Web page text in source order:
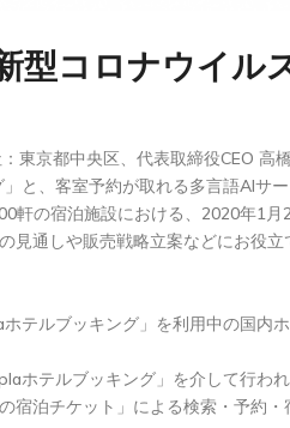
型コロナウイル
京都中央区、代表取締役CEO 高
と、客室予約が取れる多言語AIサ
の宿泊施設における、2020年1
見通しや販売戦略立案などにお役
テルブッキング」を利用中の国内
ホテルブッキング」を介して行わ
泊チケット」による検索・予約・